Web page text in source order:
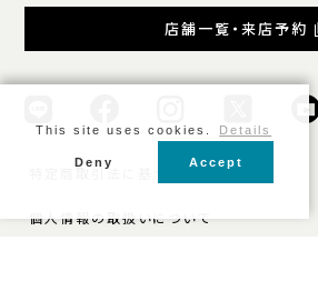
店舗一覧・来店予約
特定商取引法に基づく表記
個人情報の取扱いについて
This site uses cookies. Details
Deny Accept